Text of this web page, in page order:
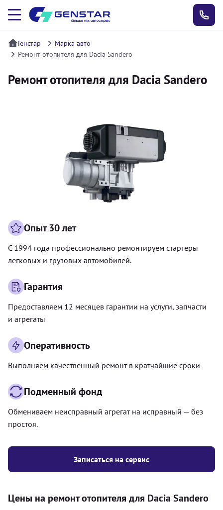
Генстар
Марка авто
Ремонт отопителя для Dacia Sandero
Ремонт отопителя для Dacia Sandero
Записаться на сервис
Опыт 30 лет
С 1994 года профессионально ремонтируем стартеры
легковых и грузовых автомобилей.
Гарантия
Предоставляем 12 месяцев гарантии на услуги, запчасти
и агрегаты
Оперативность
Выполняем качественный ремонт в кратчайшие сроки
Подменный фонд
Обмениваем неисправный агрегат на исправный — без
простоя.
Цены на ремонт отопителя для Dacia Sandero